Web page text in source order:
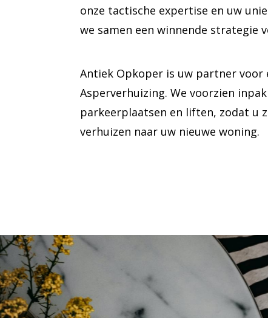
onze tactische expertise en uw
we samen een winnende strategie
Antiek Opkoper is uw partner voor
Asperverhuizing. We voorzien
parkeerplaatsen en liften, zodat u
verhuizen naar uw nieuwe woning.